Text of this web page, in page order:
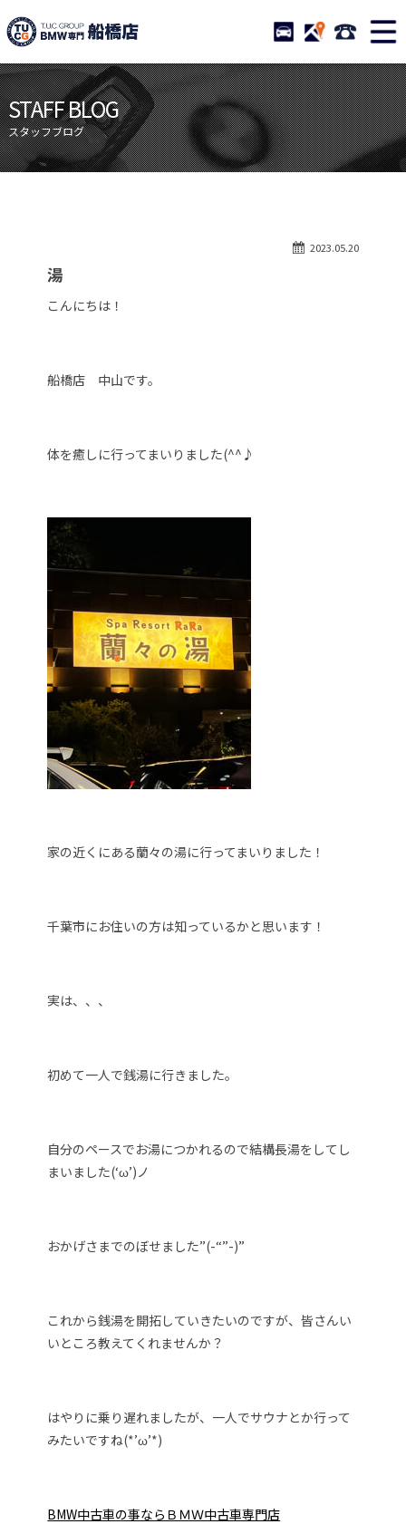
TUCグループ BMW専門 船
STOCK ACCESS 047-
ニュース
在庫リスト
目玉車両一覧
店舗紹介
保証＆サービス
アクセスマップ
自動車保険
STAFF BLOG
スタッフブログ
2023.05.20
湯
こんにちは！
船橋店 中山です。
体を癒しに行ってまいりました(^^♪
家の近くにある蘭々の湯に行ってまいりました！
千葉市にお住いの方は知っているかと思います！
実は、、、
初めて一人で銭湯に行きました。
自分のペースでお湯につかれるので結構長湯をしてし
まいました(‘ω’)ノ
おかげさまでのぼせました”(-“”-)”
これから銭湯を開拓していきたいのですが、皆さんい
いところ教えてくれませんか？
はやりに乗り遅れましたが、一人でサウナとか行って
みたいですね(*’ω’*)
BMW中古車の事ならＢＭＷ中古車専門店